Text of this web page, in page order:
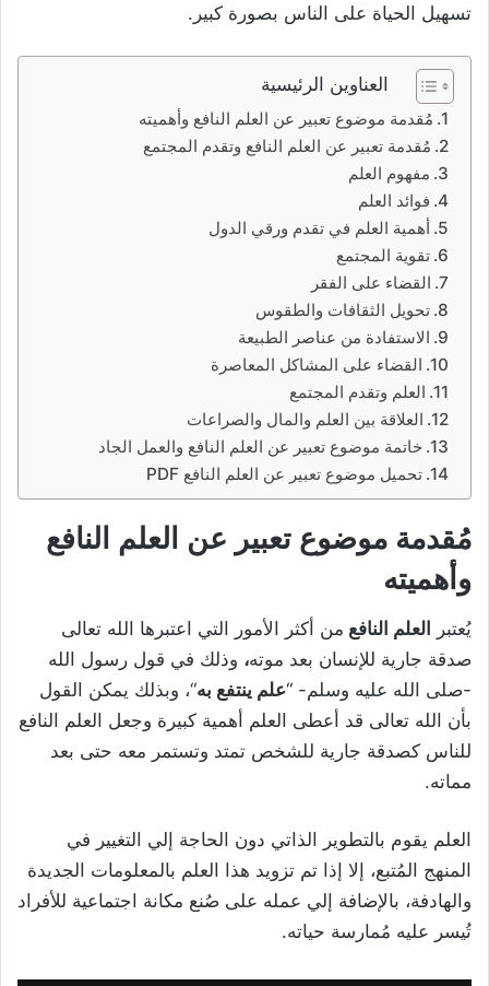
تسهيل الحياة على الناس بصورة كبير.
العناوين الرئيسية
مُقدمة موضوع تعبير عن العلم النافع وأهميته
مُقدمة تعبير عن العلم النافع وتقدم المجتمع
مفهوم العلم
فوائد العلم
أهمية العلم في تقدم ورقي الدول
تقوية المجتمع
القضاء على الفقر
تحويل الثقافات والطقوس
الاستفادة من عناصر الطبيعة
القضاء على المشاكل المعاصرة
العلم وتقدم المجتمع
العلاقة بين العلم والمال والصراعات
خاتمة موضوع تعبير عن العلم النافع والعمل الجاد
تحميل موضوع تعبير عن العلم النافع PDF
مُقدمة موضوع تعبير عن العلم النافع
وأهميته
يُعتبر العلم النافع من أكثر الأمور التي اعتبرها الله تعالى
صدقة جارية للإنسان بعد موته، وذلك في قول رسول الله
-صلى الله عليه وسلم- “علم ينتفع به“، وبذلك يمكن القول
بأن الله تعالى قد أعطى العلم أهمية كبيرة وجعل العلم النافع
للناس كصدقة جارية للشخص تمتد وتستمر معه حتى بعد
مماته.
العلم يقوم بالتطوير الذاتي دون الحاجة إلي التغيير في
المنهج المُتبع، إلا إذا تم تزويد هذا العلم بالمعلومات الجديدة
والهادفة، بالإضافة إلي عمله على صُنع مكانة اجتماعية للأفراد
تُيسر عليه مُمارسة حياته.